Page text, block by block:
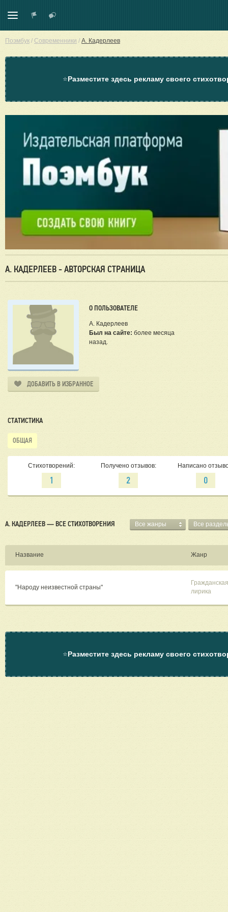
Поэмбук / Современники / А. Кадерлеев
⭐Разместите здесь рекламу своего
А. КАДЕРЛЕЕВ - АВТОРСКАЯ СТРАНИЦА
О ПОЛЬЗОВАТЕЛЕ
А. Кадерлеев
Был на сайте: более месяца
назад.
ДОБАВИТЬ В ИЗБРАННОЕ
СТАТИСТИКА
ОБЩАЯ
Стихотворений:
1
Получено отзывов:
2
Написано
0
А. КАДЕРЛЕЕВ — ВСЕ СТИХОТВОРЕНИЯ Все жанры Все
Название Жанр
"Народу неизвестной страны"
Гражданская
лирика
⭐Разместите здесь рекламу своего